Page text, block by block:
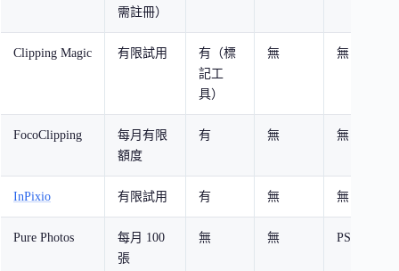
需註冊）
Clipping Magic 有限試用
有（標
記工
具）
無 無
FocoClipping
每月有限
額度
有 無 無
InPixio 有限試用 有 無 無
Pure Photos
每月 100
張
無 無 PSD 匯出